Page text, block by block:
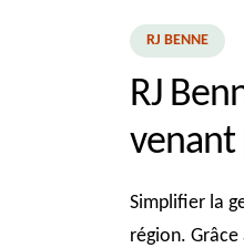
RJ BENNE
RJ
venant
Simplifier la
région.